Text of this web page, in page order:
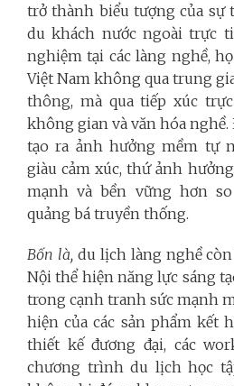
trở thành biểu tượng của sự
du khách nước ngoài trực
nghiệm tại các làng nghề,
Việt Nam không qua trung
thông, mà qua tiếp xúc
không gian và văn hóa nghề.
tạo ra ảnh hưởng mềm tự
giàu cảm xúc, thứ ảnh
mạnh và bền vững hơn
quảng bá truyền thống.
Bốn là, du lịch làng nghề
Nội thể hiện năng lực sáng
trong cạnh tranh sức mạnh
hiện của các sản phẩm kết
thiết kế đương đại, các
chương trình du lịch học